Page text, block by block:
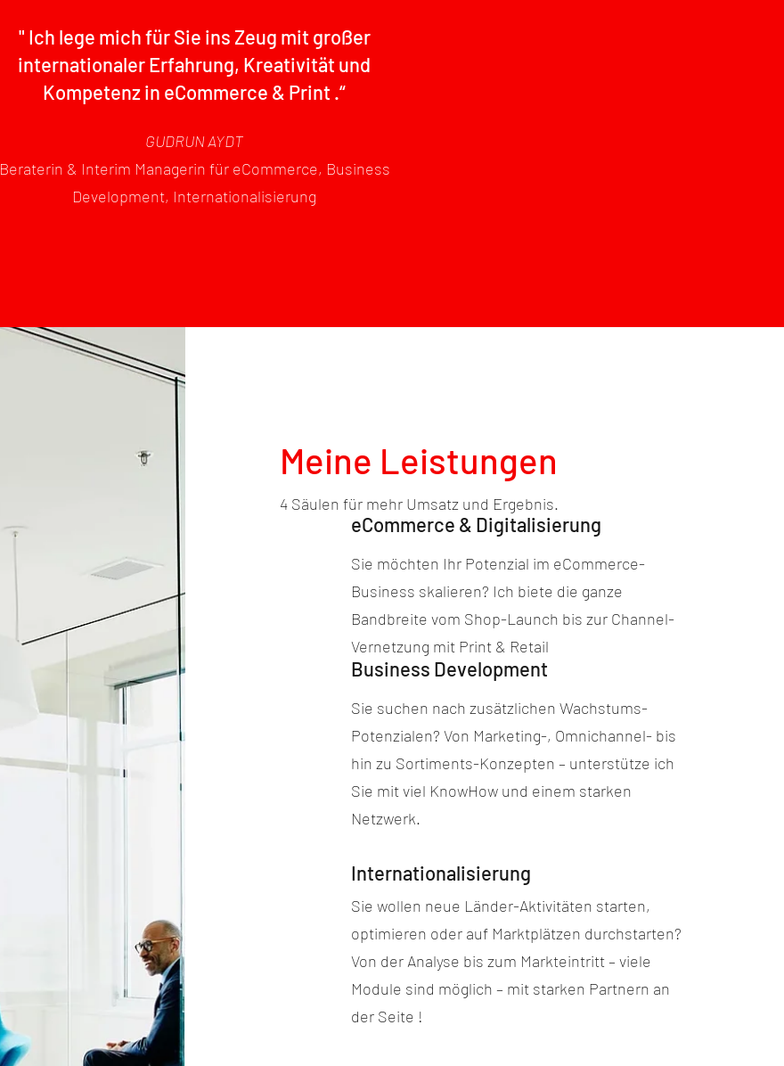
" Ich lege mich für Sie ins Zeug mit großer
internationaler Erfahrung, Kreativität und
Kompetenz in eCommerce & Print .“
GUDRUN AYDT
Beraterin & Interim Managerin für eCommerce, Business
Development, Internationalisierung
Meine Leistungen
4 Säulen für mehr Umsatz und Ergebnis.
eCommerce & Digitalisierung
Sie möchten Ihr Potenzial im eCommerce-
Business skalieren? Ich biete die ganze
Bandbreite vom Shop-Launch bis zur Channel-
Vernetzung mit Print & Retail
Business Development
Sie suchen nach zusätzlichen Wachstums-
Potenzialen? Von Marketing-, Omnichannel- bis
hin zu Sortiments-Konzepten – unterstütze ich
Sie mit viel KnowHow und einem starken
Netzwerk.
Internationalisierung
Sie wollen neue Länder-Aktivitäten starten,
optimieren oder auf Marktplätzen durchstarten?
Von der Analyse bis zum Markteintritt – viele
Module sind möglich – mit starken Partnern an
der Seite !